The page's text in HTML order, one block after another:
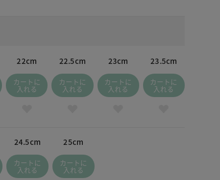
22cm
カートに
入れる
22.5cm
カートに
入れる
23cm
カートに
入れる
23.5cm
カートに
入れる
24.5cm
カートに
入れる
25cm
カートに
入れる